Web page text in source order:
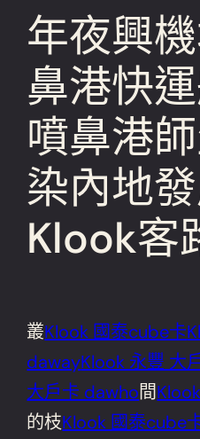
年夜興
鼻港快
噴鼻港
染內地
Klook客
叢Klook 國泰cube卡
dawayKlook 永豐 大
大戶卡 dawho間
的枝Klook 國泰cube